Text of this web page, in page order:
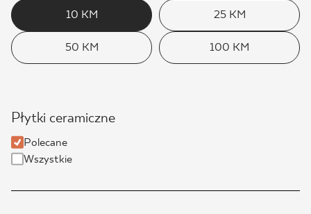
KOLEKCJE
DLA BIZNESU
GDZIE KUPIĆ
10 KM 25 KM
50 KM 100 KM
Płytki ceramiczne
Polecane
Wszystkie